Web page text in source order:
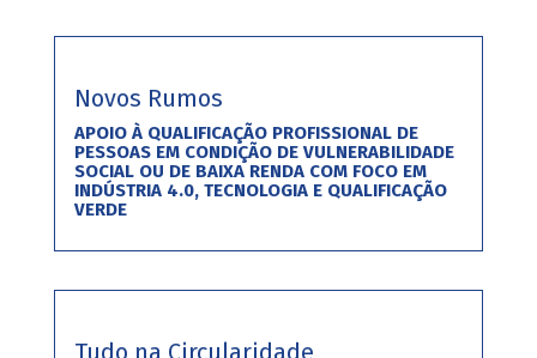
Novos Rumos
APOIO À QUALIFICAÇÃO PROFISSIONAL DE
PESSOAS EM CONDIÇÃO DE VULNERABILIDADE
SOCIAL OU DE BAIXA RENDA COM FOCO EM
INDÚSTRIA 4.0, TECNOLOGIA E QUALIFICAÇÃO
VERDE